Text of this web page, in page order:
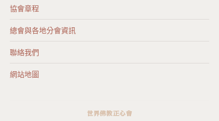
協會章程
總會與各地分會資訊
聯絡我們
網站地圖